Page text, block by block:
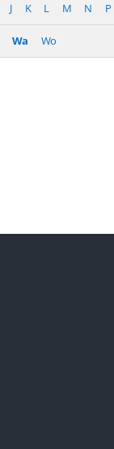
J K L M N P
Wa Wo